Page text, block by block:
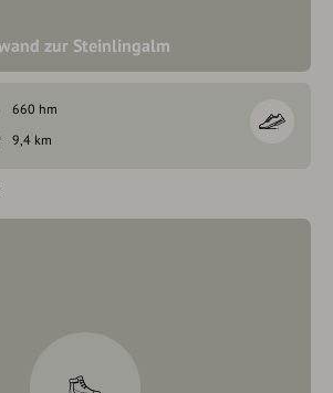
zur Steinlingalm
660 hm
9,4 km